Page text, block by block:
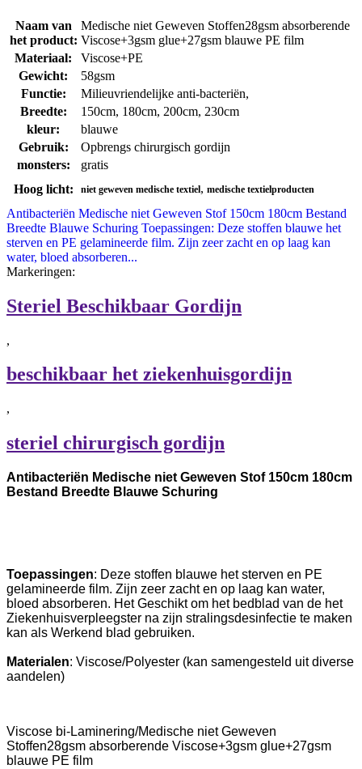
Naam van
het product:
Medische niet Geweven Stoffen28gsm absorberende
Viscose+3gsm glue+27gsm blauwe PE film
Materiaal:
Viscose+PE
Gewicht:
58gsm
Functie:
Milieuvriendelijke anti-bacteriën,
Breedte:
150cm, 180cm, 200cm, 230cm
kleur:
blauwe
Gebruik:
Opbrengs chirurgisch gordijn
monsters:
gratis
Hoog licht:
niet geweven medische textiel, medische textielproducten
Antibacteriën Medische niet Geweven Stof 150cm 180cm Bestand
Breedte Blauwe Schuring Toepassingen: Deze stoffen blauwe het
sterven en PE gelamineerde film. Zijn zeer zacht en op laag kan
water, bloed absorberen...
Markeringen:
Steriel Beschikbaar Gordijn
,
beschikbaar het ziekenhuisgordijn
,
steriel chirurgisch gordijn
Antibacteriën Medische niet Geweven Stof 150cm 180cm
Bestand Breedte Blauwe Schuring
Toepassingen: Deze stoffen blauwe het sterven en PE
gelamineerde film. Zijn zeer zacht en op laag kan water,
bloed absorberen. Het Geschikt om het bedblad van de het
Ziekenhuisverpleegster na zijn stralingsdesinfectie te maken
kan als Werkend blad gebruiken.
Materialen: Viscose/Polyester (kan samengesteld uit diverse
aandelen)
Viscose bi-Laminering/Medische niet Geweven
Stoffen28gsm absorberende Viscose+3gsm glue+27gsm
blauwe PE film